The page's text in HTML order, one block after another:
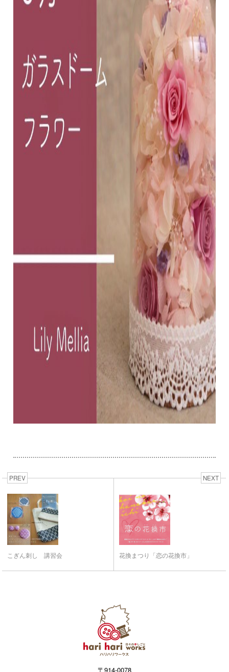
PREV
こぎん刺し 講習会
NEXT
花換まつり「恋の花換市」
〒914-0078